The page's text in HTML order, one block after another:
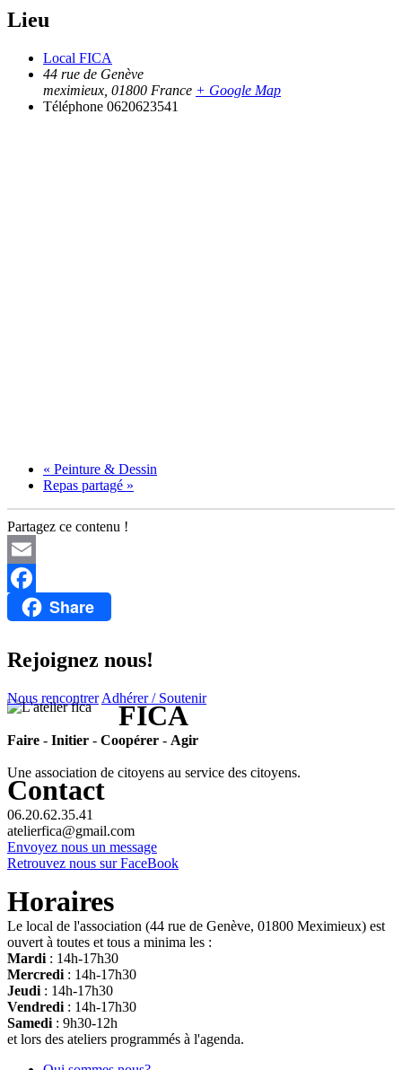
Lieu
Local FICA
44 rue de Genève
meximieux 01800 France + Google Map
Téléphone 0620623541
« Peinture & Dessin
Repas partagé »
Partagez ce contenu !
Email
FacebookShare
Rejoignez nous!
Nous rencontrer Adhérer / Soutenir
FICA
Faire - Initier - Coopérer - Agir
Une association de citoyens au service des citoyens.
Contact
06.20.62.35.41
atelierfica@gmail.com
Envoyez nous un message
Retrouvez nous sur FaceBook
Horaires
Le local de l'association (44 rue de Genève, 01800 Meximieux) est
ouvert à toutes et tous a minima les :
Mardi : 14h-17h30
Mercredi : 14h-17h30
Jeudi : 14h-17h30
Vendredi : 14h-17h30
Samedi : 9h30-12h
et lors des ateliers programmés à l'agenda.